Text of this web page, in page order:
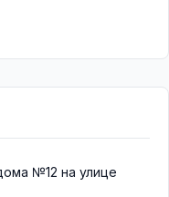
№12 на улице